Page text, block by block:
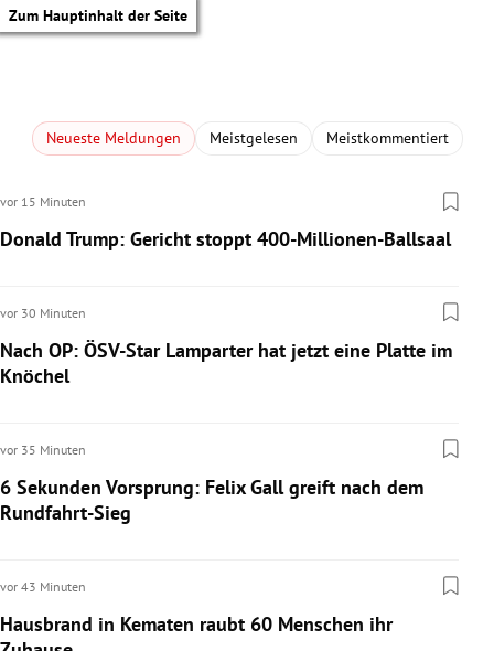
Zum Hauptinhalt der Seite
Untermenü
Untermenü
Neueste Meldungen Meistgelesen Meistkommentiert
vor 15 Minuten
Donald Trump: Gericht stoppt 400-Millionen-Ballsaal
vor 30 Minuten
Nach OP: ÖSV-Star Lamparter hat jetzt eine Platte im
Knöchel
vor 35 Minuten
6 Sekunden Vorsprung: Felix Gall greift nach dem
Rundfahrt-Sieg
vor 43 Minuten
Hausbrand in Kematen raubt 60 Menschen ihr